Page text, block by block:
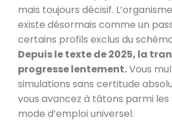
mais toujours décisif.
existe désormais comme un
certains profils exclus du
Depuis le texte de 2025, la
progresse lentement.Vous
simulations sans certitude
vous avancez à tâtons parmi les
mode d’emploi universel.